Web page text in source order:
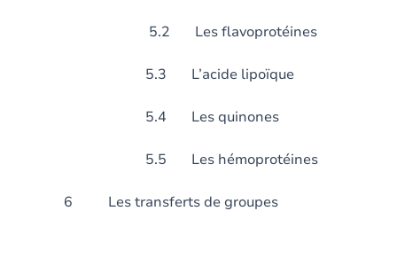
5.2 Les flavoprotéines
5.3 L’acide lipoïque
5.4 Les quinones
5.5 Les hémoprotéines
6 Les transferts de